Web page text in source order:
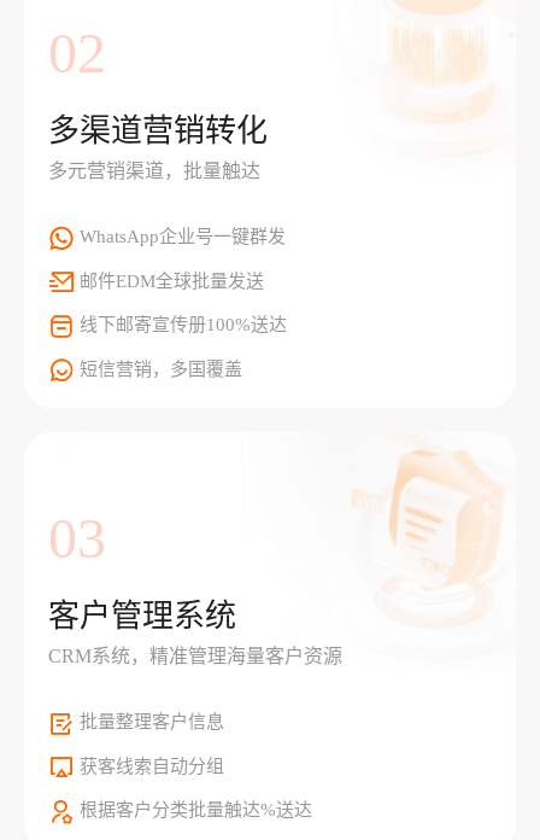
02
多渠道营销转化
多元营销渠道，批量触达
WhatsApp企业号一键群发
邮件EDM全球批量发送
线下邮寄宣传册100%送达
短信营销，多国覆盖
03
客户管理系统
CRM系统，精准管理海量客户资源
批量整理客户信息
获客线索自动分组
根据客户分类批量触达%送达